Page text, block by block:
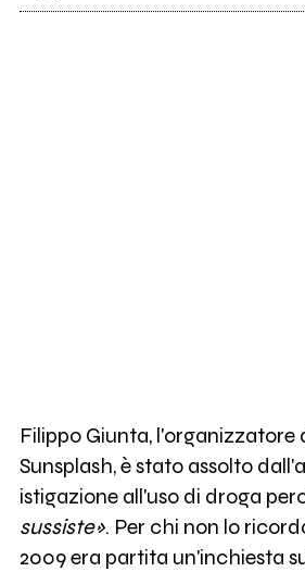
Filippo Giunta, l'organizzatore
Sunsplash, è stato assolto
istigazione all'uso di droga
sussiste». Per chi non lo
2009 era partita un'inchiesta